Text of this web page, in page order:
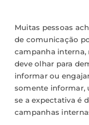
Muitas pessoas
de comunicação
campanha interna,
deve olhar para
informar ou
somente informar,
se a expectativa é
campanhas